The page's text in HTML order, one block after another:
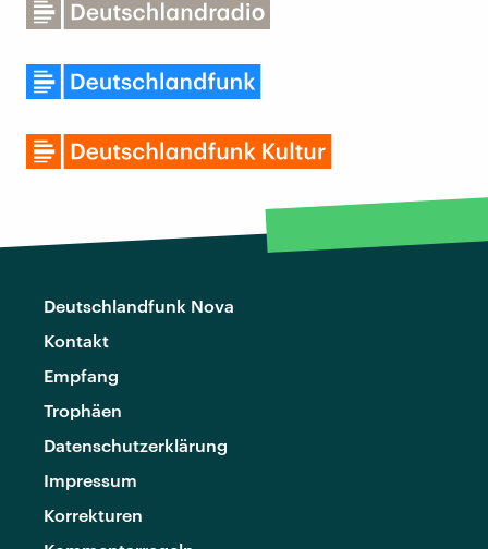
Deutschlandfunk Nova
Kontakt
Empfang
Trophäen
Datenschutzerklärung
Impressum
Korrekturen